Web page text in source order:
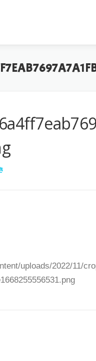
uploads/2022/11/